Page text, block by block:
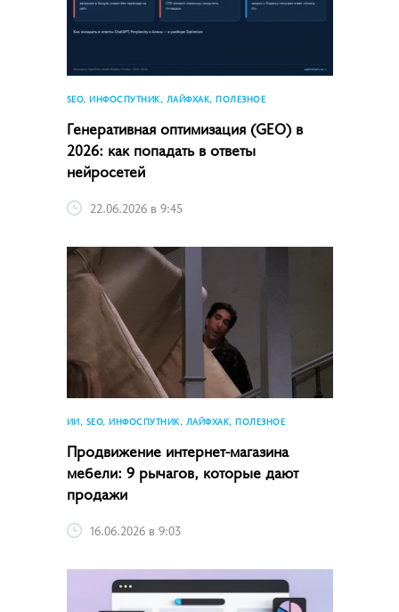
SEO, ИНФОСПУТНИК, ЛАЙФХАК, ПОЛЕЗНОЕ
Генеративная оптимизация (GEO) в
2026: как попадать в ответы
нейросетей
22.06.2026 в 9:45
ИИ, SEO, ИНФОСПУТНИК, ЛАЙФХАК, ПОЛЕЗНОЕ
Продвижение интернет-магазина
мебели: 9 рычагов, которые дают
продажи
16.06.2026 в 9:03